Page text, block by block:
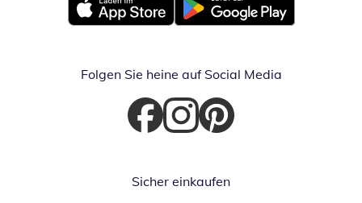
Öffnet in neuem FensterÖffnet in neuem Fenster
Folgen Sie heine auf Social Media
Öffnet in neuem Fenster
Öffnet in neuem Fenster
Öffnet in neuem Fenster
Sicher einkaufen